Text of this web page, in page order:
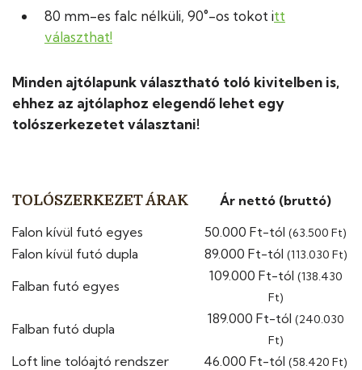
80 mm-es falc nélküli, 90°-os tokot itt
választhat!
Minden ajtólapunk választható toló kivitelben is,
ehhez az ajtólaphoz elegendő lehet egy
tolószerkezetet választani!
TOLÓSZERKEZET ÁRAK
Ár nettó (bruttó)
Falon kívül futó egyes
50.000 Ft-tól (63.500 Ft)
Falon kívül futó dupla 89.000 Ft-tól (113.030 Ft)
Falban futó egyes
109.000 Ft-tól (138.430
Ft)
Falban futó dupla
189.000 Ft-tól (240.030
Ft)
Loft line tolóajtó rendszer 46.000 Ft-tól (58.420 Ft)